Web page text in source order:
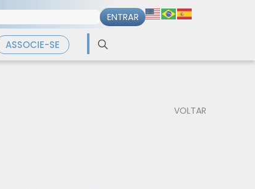
ASSOCIE-SE
Search
for:
VOLTAR